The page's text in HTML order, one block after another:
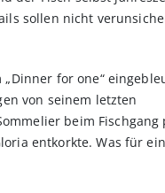
sollen nicht
for one“
von seinem letzten
beim Fischgang
entkorkte. Was für ein